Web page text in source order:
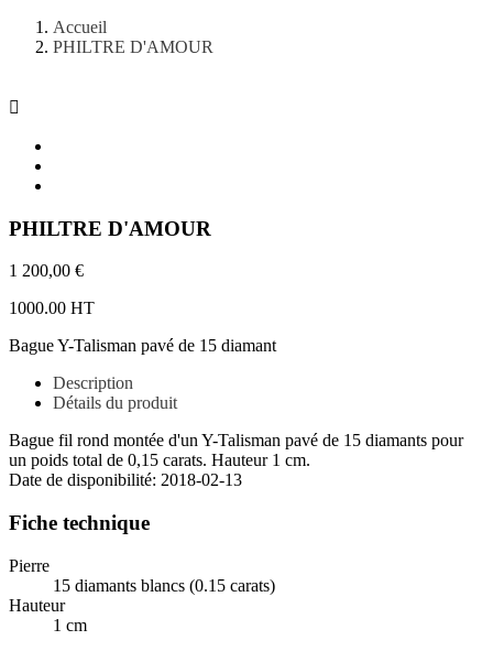
Accueil
PHILTRE D'AMOUR

PHILTRE D'AMOUR
1 200,00 €
1000.00 HT
Bague Y-Talisman pavé de 15 diamant
Description
Détails du produit
Bague fil rond montée d'un Y-Talisman pavé de 15 diamants pour
un poids total de 0,15 carats. Hauteur 1 cm.
Date de disponibilité: 2018-02-13
Fiche technique
Pierre
15 diamants blancs (0.15 carats)
Hauteur
1 cm